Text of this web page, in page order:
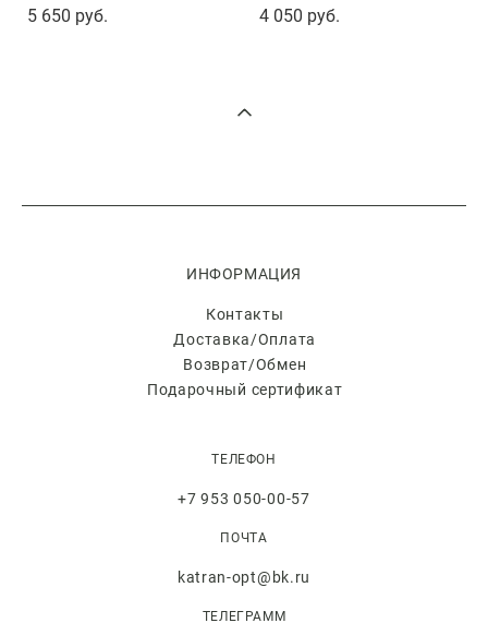
5 650 pуб.
4 050 pуб.
ИНФОРМАЦИЯ
Контакты
Доставка/Оплата
Возврат/Обмен
Подарочный сертификат
ТЕЛЕФОН
+7 953 050-00-57
ПОЧТА
katran-opt@bk.ru
ТЕЛЕГРАММ